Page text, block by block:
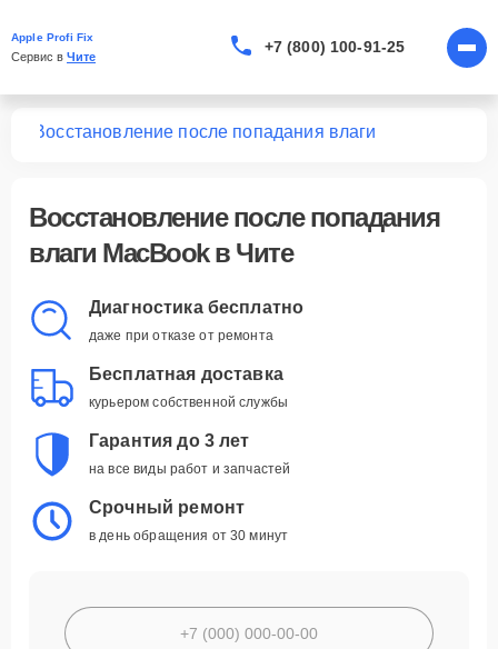
Apple Profi Fix
Сервис в Чите
+7 (800) 100-91-25
Восстановление после попадания влаги
Восстановление после попадания
влаги MacBook в Чите
Диагностика бесплатно
даже при отказе от ремонта
Бесплатная доставка
курьером собственной службы
Гарантия до 3 лет
на все виды работ и запчастей
Срочный ремонт
в день обращения от 30 минут